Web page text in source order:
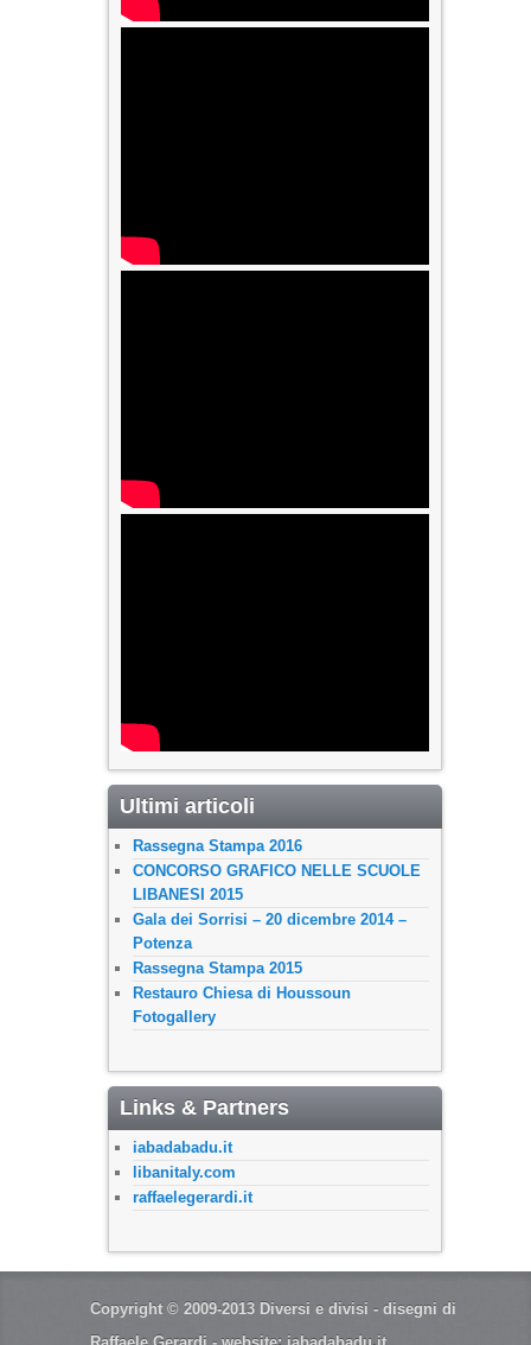
Ultimi articoli
Rassegna Stampa 2016
CONCORSO GRAFICO NELLE SCUOLE
LIBANESI 2015
Gala dei Sorrisi – 20 dicembre 2014 –
Potenza
Rassegna Stampa 2015
Restauro Chiesa di Houssoun
Fotogallery
Links & Partners
iabadabadu.it
libanitaly.com
raffaelegerardi.it
Copyright © 2009-2013 Diversi e divisi - disegni di